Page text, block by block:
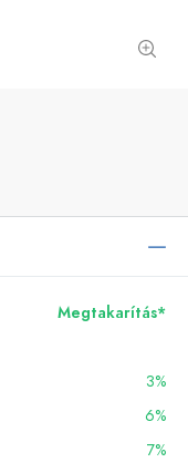
Megtakarítás*
3%
6%
7%